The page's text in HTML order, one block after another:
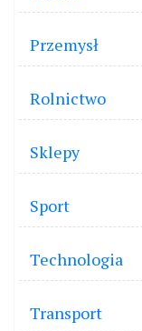
Przemysł
Rolnictwo
Sklepy
Sport
Technologia
Transport